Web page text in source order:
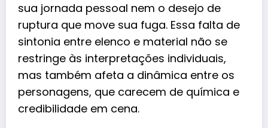
sua jornada pessoal nem o desejo de
ruptura que move sua fuga. Essa falta de
sintonia entre elenco e material não se
restringe às interpretações individuais,
mas também afeta a dinâmica entre os
personagens, que carecem de química e
credibilidade em cena.